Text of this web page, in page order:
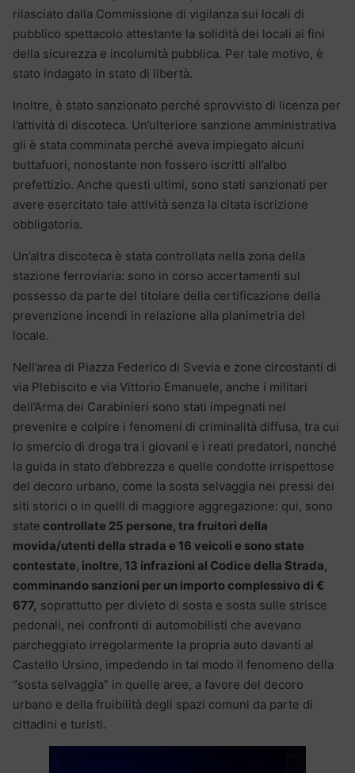
rilasciato dalla Commissione di vigilanza sui locali di
pubblico spettacolo attestante la solidità dei locali ai fini
della sicurezza e incolumità pubblica. Per tale motivo, è
stato indagato in stato di libertà.
Inoltre, è stato sanzionato perché sprovvisto di licenza per
l’attività di discoteca. Un’ulteriore sanzione amministrativa
gli è stata comminata perché aveva impiegato alcuni
buttafuori, nonostante non fossero iscritti all’albo
prefettizio. Anche questi ultimi, sono stati sanzionati per
avere esercitato tale attività senza la citata iscrizione
obbligatoria.
Un’altra discoteca è stata controllata nella zona della
stazione ferroviaria: sono in corso accertamenti sul
possesso da parte del titolare della certificazione della
prevenzione incendi in relazione alla planimetria del
locale.
Nell’area di Piazza Federico di Svevia e zone circostanti di
via Plebiscito e via Vittorio Emanuele, anche i militari
dell’Arma dei Carabinieri sono stati impegnati nel
prevenire e colpire i fenomeni di criminalità diffusa, tra cui
lo smercio di droga tra i giovani e i reati predatori, nonché
la guida in stato d’ebbrezza e quelle condotte irrispettose
del decoro urbano, come la sosta selvaggia nei pressi dei
siti storici o in quelli di maggiore aggregazione: qui, sono
state controllate 25 persone, tra fruitori della
movida/utenti della strada e 16 veicoli e sono state
contestate, inoltre, 13 infrazioni al Codice della Strada,
comminando sanzioni per un importo complessivo di €
677, soprattutto per divieto di sosta e sosta sulle strisce
pedonali, nei confronti di automobilisti che avevano
parcheggiato irregolarmente la propria auto davanti al
Castello Ursino, impedendo in tal modo il fenomeno della
“sosta selvaggia” in quelle aree, a favore del decoro
urbano e della fruibilità degli spazi comuni da parte di
cittadini e turisti.